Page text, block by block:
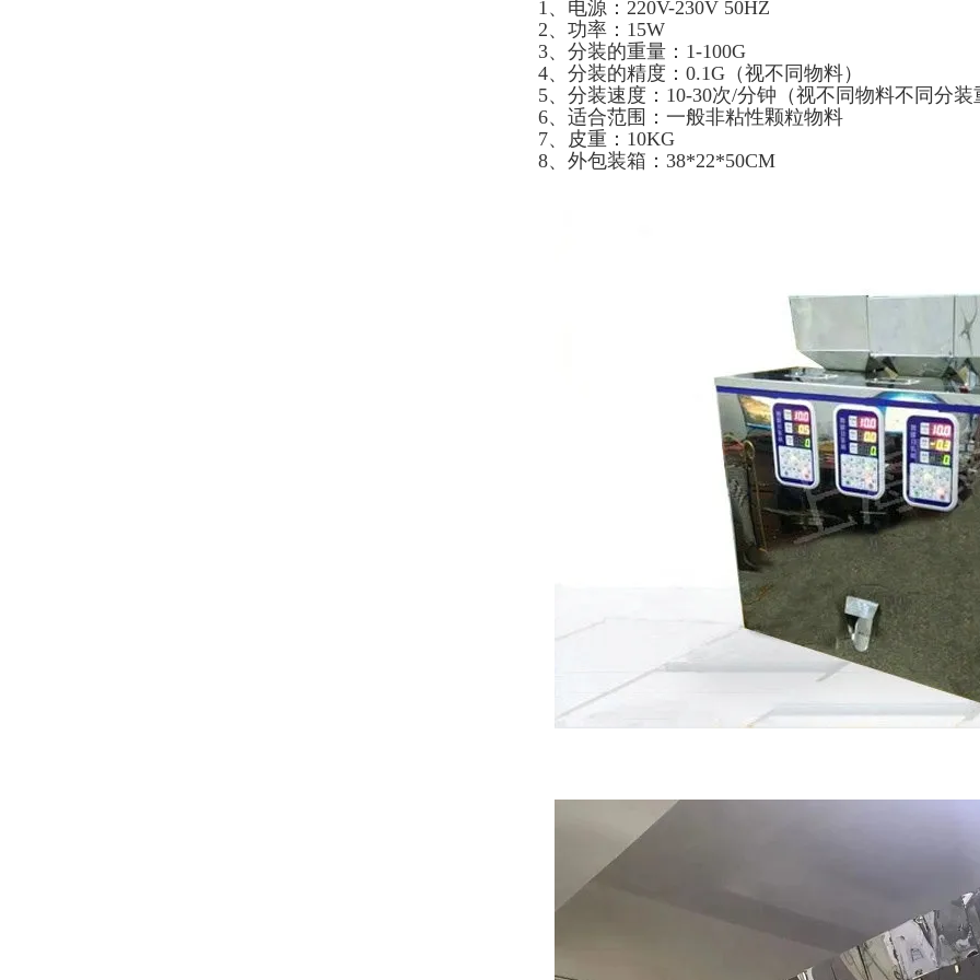
1、电源：220V-230V 50HZ
2、功率：15W
3、分装的重量：1-100G
4、分装的精度：0.1G（视不同物料）
5、分装速度：10-30次/分钟（视不同物料不同分装
6、适合范围：一般非粘性颗粒物料
7、皮重：10KG
8、外包装箱：38*22*50CM